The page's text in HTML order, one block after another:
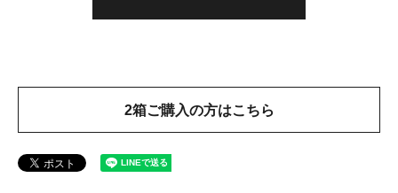
2箱ご購入の方はこちら